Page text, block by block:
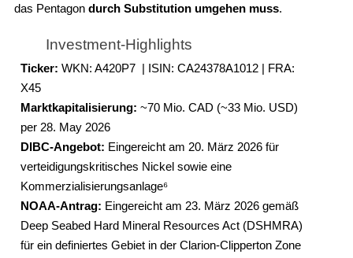
das Pentagon durch Substitution umgehen muss.
Investment-Highlights
Ticker: WKN: A420P7 | ISIN: CA24378A1012 | FRA:
X45
Marktkapitalisierung: ~70 Mio. CAD (~33 Mio. USD)
per 28. May 2026
DIBC-Angebot: Eingereicht am 20. März 2026 für
verteidigungskritisches Nickel sowie eine
Kommerzialisierungsanlage⁶
NOAA-Antrag: Eingereicht am 23. März 2026 gemäß
Deep Seabed Hard Mineral Resources Act (DSHMRA)
für ein definiertes Gebiet in der Clarion-Clipperton Zone